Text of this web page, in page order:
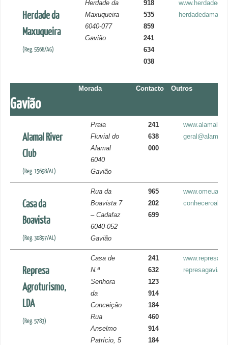
Herdade da
Maxuqueira
(Reg. 5568/AG)
Herdade da
Maxuqueira
6040-077
Gavião
918
535
859
241
634
038
Gavião
Morada Contacto Outros
Alamal River
Club
(Reg. 15698/AL)
Praia
Fluvial do
Alamal
6040
Gavião
241
638
000
Casa da
Boavista
(Reg. 30897/AL)
Rua da
Boavista 7
– Cadafaz
6040-052
Gavião
965
202
699
Represa
Agroturismo,
LDA
(Reg. 5783)
Casa de
N.ª
Senhora
da
Conceição
Rua
Anselmo
Patrício, 5
241
632
123
914
184
460
914
184
www.represa.pt